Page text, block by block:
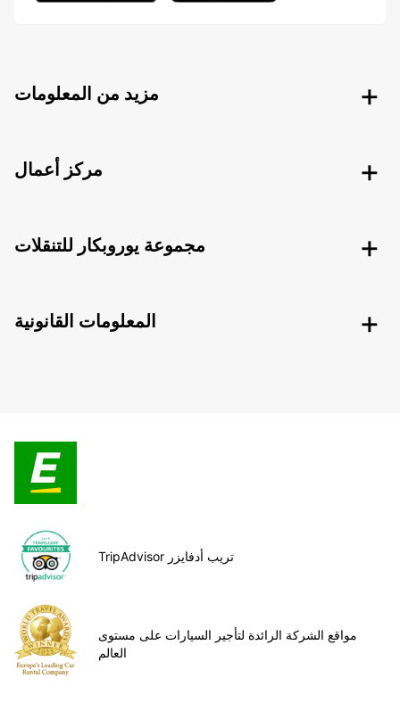
مزيد من المعلومات
مركز أعمال
مجموعة يوروبكار للتنقلات
المعلومات القانونية
TripAdvisor تريب أدفايزر
مواقع الشركة الرائدة لتأجير السيارات على مستوى
العالم